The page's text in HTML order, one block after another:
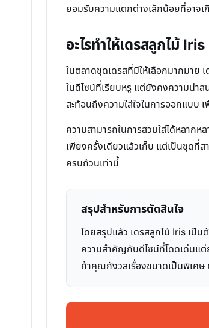
ยอมรับความแตกต่างเล็กน้อยที่อาจเ
อะไรทำให้เดรสลูกไม้
ในตลาดชุดเดรสที่มีให้เลือกมากมาย
ในดีไซน์ที่เรียบหรู แต่ยังคงความน่าส
สะท้อนถึงความใส่ใจในการออกแบบ
ความสามารถในการสวมใส่ได้หลาก
เพียงครั้งเดียวแล้วเก็บ แต่เป็นชุดที่ส
ครบถ้วนเท่านี้
สรุปสำหรับการตัดสินใจ
โดยสรุปแล้ว เดรสลูกไม้ Iris เป็
ความสำคัญกับดีไซน์ที่โดดเด่นแต่
ถ้าคุณกังวลเรื่องขนาดเป็นพิเศษ